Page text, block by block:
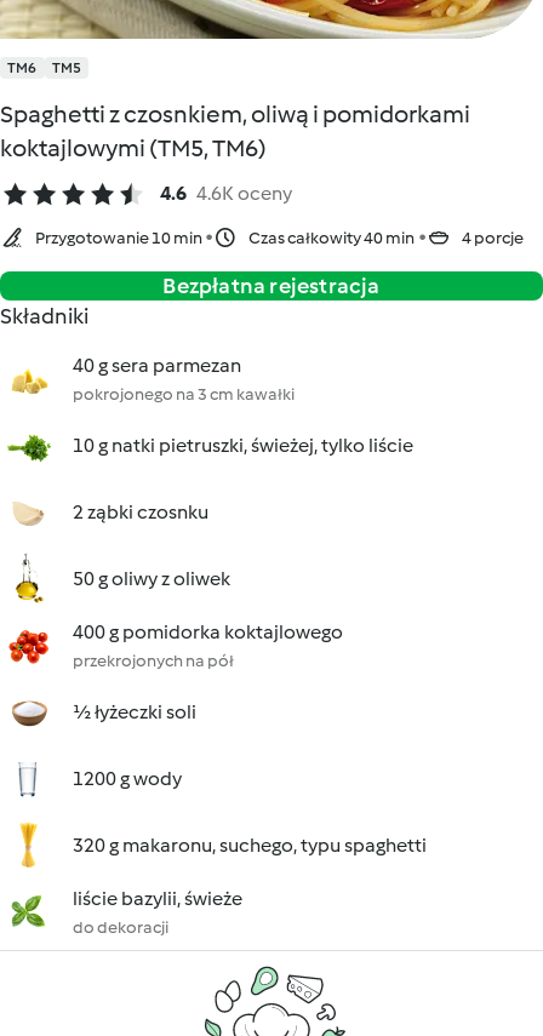
TM6 TM5
Spaghetti z czosnkiem, oliwą i pomidorkami
koktajlowymi (TM5, TM6)
4.6 4.6K oceny
Przygotowanie 10 min Czas całkowity 40 min 4 porcje
Bezpłatna rejestracja
Składniki
40 g sera parmezan
pokrojonego na 3 cm kawałki
10 g natki pietruszki, świeżej, tylko liście
2 ząbki czosnku
50 g oliwy z oliwek
400 g pomidorka koktajlowego
przekrojonych na pół
½ łyżeczki soli
1200 g wody
320 g makaronu, suchego, typu spaghetti
liście bazylii, świeże
do dekoracji